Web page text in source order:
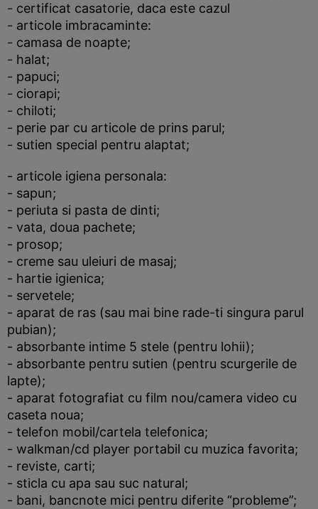
- certificat casatorie, daca este cazul
- articole imbracaminte:
- camasa de noapte;
- halat;
- papuci;
- ciorapi;
- chiloti;
- perie par cu articole de prins parul;
- sutien special pentru alaptat;
- articole igiena personala:
- sapun;
- periuta si pasta de dinti;
- vata, doua pachete;
- prosop;
- creme sau uleiuri de masaj;
- hartie igienica;
- servetele;
- aparat de ras (sau mai bine rade-ti singura parul
pubian);
- absorbante intime 5 stele (pentru lohii);
- absorbante pentru sutien (pentru scurgerile de
lapte);
- aparat fotografiat cu film nou/camera video cu
caseta noua;
- telefon mobil/cartela telefonica;
- walkman/cd player portabil cu muzica favorita;
- reviste, carti;
- sticla cu apa sau suc natural;
- bani, bancnote mici pentru diferite “probleme”;